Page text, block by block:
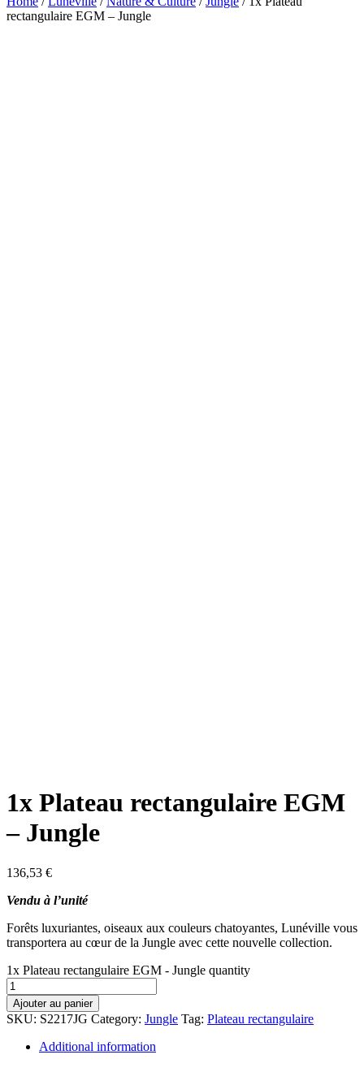
rectangulaire EGM – Jungle
1x Plateau rectangulaire EGM
– Jungle
136,53 €
Vendu à l’unité
Forêts luxuriantes, oiseaux aux couleurs chatoyantes, Lunéville vous
transportera au cœur de la Jungle avec cette nouvelle collection.
1x Plateau rectangulaire EGM - Jungle quantity
Ajouter au panier
SKU: S2217JG Category: Jungle Tag: Plateau rectangulaire
Additional information